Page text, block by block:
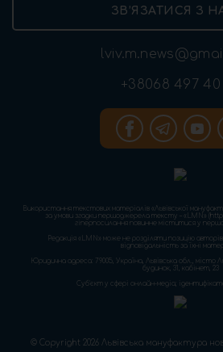
ЗВ’ЯЗАТИСЯ З
+38068 497 40
Використання текстових матеріалів «Львівської
за умови згадки першоджерела тексту – «LMN»
гіперпосилання повинне міститися у
Редакція «LMN» може не розділяти позицію
відповідальність за їхні
Юридична адреса: 79005, Україна, Львівська обл., місто
будинок, 31, кабінет, 23
Cуб'єкт у сфері онлайн-медіа;
© Copyright 2026 Львівська мануфактура